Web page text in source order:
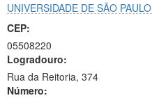
UNIVERSIDADE DE SÃO PAULO
CEP:
05508220
Logradouro:
Rua da Reitoria, 374
Número: